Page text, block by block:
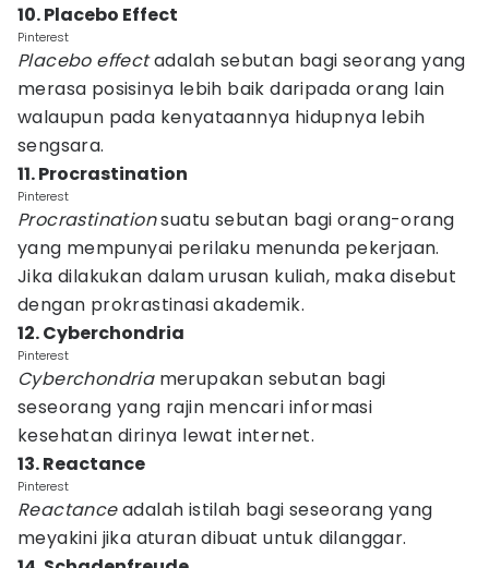
10. Placebo Effect
Pinterest
Placebo effectadalah sebutan bagi seorang yang
merasa posisinya lebih baik daripada orang lain
walaupun pada kenyataannya hidupnya lebih
sengsara.
11. Procrastination
Pinterest
Procrastinationsuatu sebutan bagi orang-orang
yang mempunyai perilaku menunda pekerjaan.
Jika dilakukan dalam urusan kuliah, maka disebut
dengan prokrastinasi akademik.
12. Cyberchondria
Pinterest
Cyberchondriamerupakan sebutan bagi
seseorang yang rajin mencari informasi
kesehatan dirinya lewat internet.
13. Reactance
Pinterest
Reactanceadalah istilah bagi seseorang yang
meyakini jika aturan dibuat untuk dilanggar.